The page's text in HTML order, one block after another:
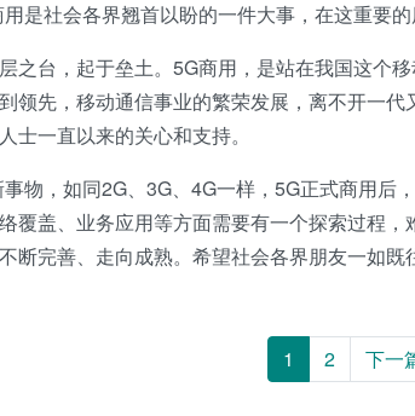
是社会各界翘首以盼的一件大事，在这重要
之台，起于垒土。5G商用，是站在我国这个
领先，移动通信事业的繁荣发展，离不开一
士一直以来的关心和支持。
物，如同2G、3G、4G一样，5G正式商用后
覆盖、业务应用等方面需要有一个探索过程，
断完善、走向成熟。希望社会各界朋友一如
1 2 下一